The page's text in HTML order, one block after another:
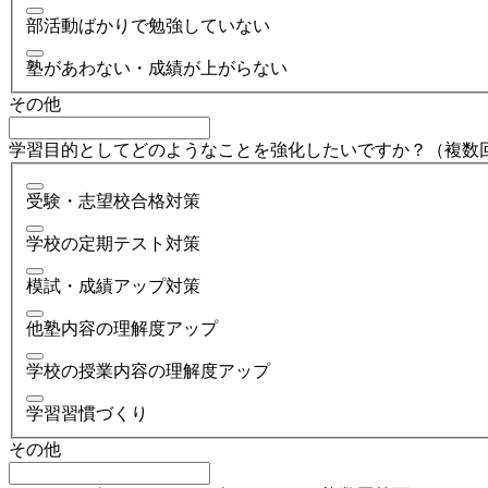
部活動ばかりで勉強していない
塾があわない・成績が上がらない
その他
学習目的としてどのようなことを強化したいですか？（複数
受験・志望校合格対策
学校の定期テスト対策
模試・成績アップ対策
他塾内容の理解度アップ
学校の授業内容の理解度アップ
学習習慣づくり
その他